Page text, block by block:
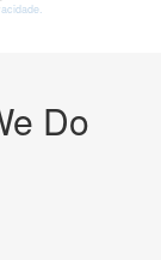
Do